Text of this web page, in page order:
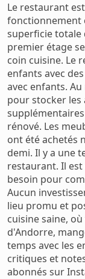
Le restaurant
fonctionnement
superficie totale
premier étage
coin cuisine. Le
enfants avec
avec enfants.
pour stocker les
rénové. Les
ont été achetés
demi. Il y a une
restaurant. Il
besoin pour
Aucun
lieu promu et
cuisine saine,
d'Andorre,
temps avec les
critiques et
abonnés sur